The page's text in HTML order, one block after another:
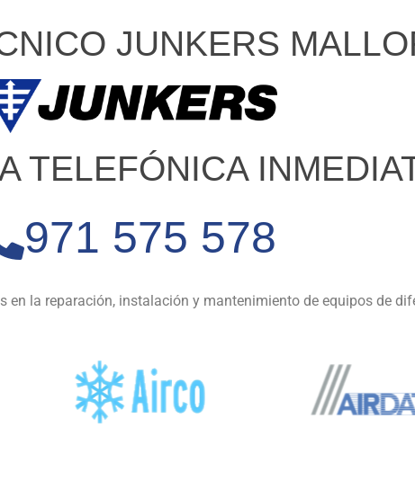
JUNKERS
TELEFÓNICA
971 575 578
en la reparación, instalación y mantenimiento de equipos de